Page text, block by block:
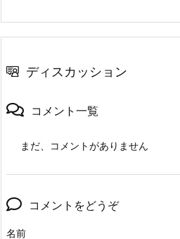
ディスカッション
コメント一覧
まだ、コメントがありません
コメントをどうぞ
名前